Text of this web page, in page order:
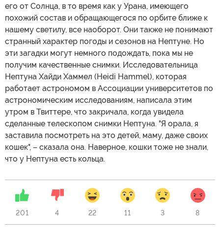
его от Солнца, в то время как у Урана, имеющего
похожий состав и обращающегося по орбите ближе к
нашему светилу, все наоборот. Они также не понимают
странный характер погоды и сезонов на Нептуне. Но
эти загадки могут немного подождать, пока мы не
получим качественные снимки. Исследовательница
Нептуна Хайди Хаммел (Heidi Hammel), которая
работает астрономом в Ассоциации университетов по
астрономическим исследованиям, написала этим
утром в Твиттере, что закричала, когда увидела
сделанные телескопом снимки Нептуна. "Я орала, я
заставила посмотреть на это детей, маму, даже своих
кошек", – сказала она. Наверное, кошки тоже не знали,
что у Нептуна есть кольца.
201 4 22 11 3 8